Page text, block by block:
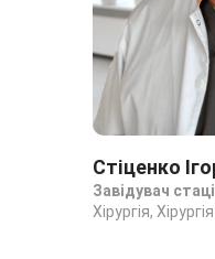
Стіценко
Завідувач
Хірургія,